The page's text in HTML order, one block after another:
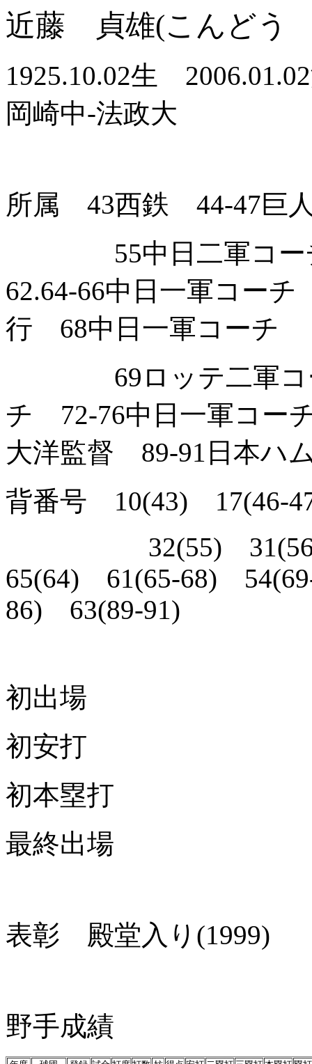
近藤 貞雄(こんどう
1925.10.02生
岡崎中-法政大
所属 43西鉄 44-47巨人
55中日二軍コーチ
62.64-66中日一軍コー
行 68中日一軍コーチ
69ロッテ二軍コー
チ 72-76中日一軍コー
大洋監督 89-91日本ハ
背番号 10(43) 17(46-
32(55) 31(56-
65(64) 61(65-68)
86) 63(89-91)
初出場
初安打
初本塁打
最終出場
表彰 殿堂入り(1999)
野手成績